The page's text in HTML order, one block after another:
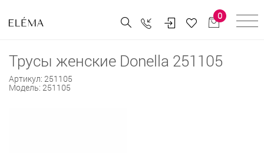
0
Трусы женские Donella 251105
Артикул: 251105
Модель: 251105